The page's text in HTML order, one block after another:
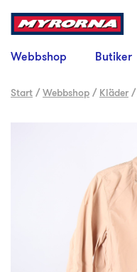
Webbshop Butiker
Start /Webbshop / Kläder /